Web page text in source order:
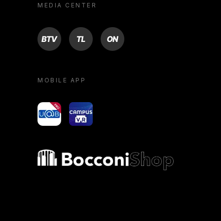
MEDIA CENTER
BTV TL ON
MOBILE APP
yoU@B Campus VR
Bocconi shop